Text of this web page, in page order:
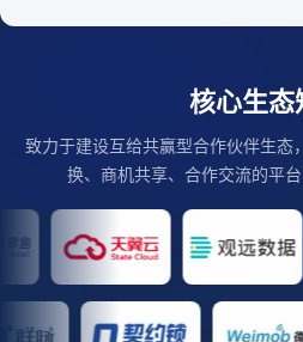
核心生态
致力于建设互给共赢型合作伙伴生态
换、商机共享、合作交流的平